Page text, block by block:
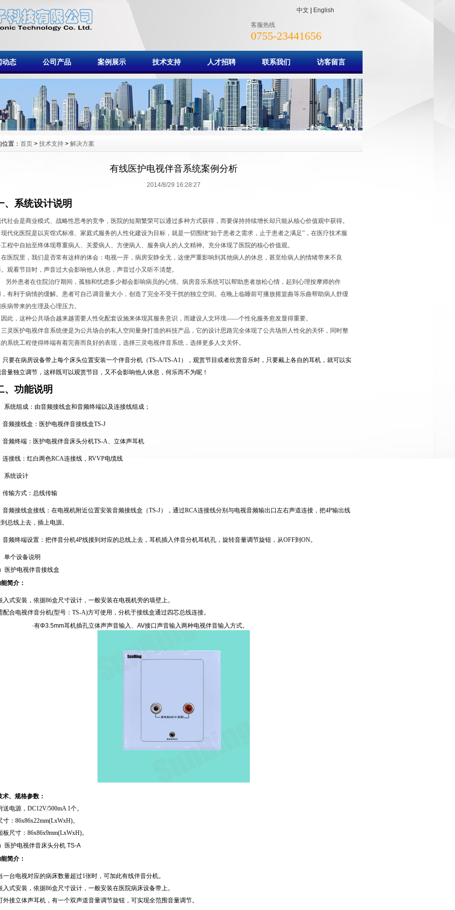
中文 English
客服热线
0755-23441656
动态 公司产品 案例展示 技术支持 人才招聘 联系我们 访客留言
置： 首页 > 技术支持 > 解决方案
有线医护电视伴音系统案例分析
2014/8/29 16:28:27
、系统设计说明
社会是商业模式、战略性思考的竞争，医院的短期繁荣可以通过多种方式获得，而要保持持续增长却只能从核心价值观中获得。
现代化医院是以宾馆式标准、家庭式服务的人性化建设为目标，就是一切围绕“始于患者之需求，止于患者之满足” ，在医疗技术服
程中自始至终体现尊重病人、关爱病人、方便病人、服务病人的人文精神。充分体现了医院的核心价值观。
在医院里，我们是否常有这样的体会：电视一开，病房安静全无，这便严重影响到其他病人的休息，甚至给病人的情绪带来不良
观看节目时，声音过大会影响他人休息，声音过小又听不清楚。
另外患者在住院治疗期间，孤独和忧虑多少都会影响病员的心情。病房音乐系统可以帮助患者放松心情，起到心理按摩师的作
有利于病情的缓解。患者可自己调音量大小，创造了完全不受干扰的独立空间。在晚上临睡前可播放摇篮曲等乐曲帮助病人舒缓
病带来的生理及心理压力。
因此，这种公共场合越来越需要人性化配套设施来体现其服务意识，而建设人文环境――个性化服务愈发显得重要。
三灵 医护电视伴音系统便是为公共场合的私人空间量身打造的科技产品，它的设计思路完全体现了公共场所人性化的关怀，同时整
系统工程使得终端有着完善而良好的表现，选择三灵电视伴音系统，选择更多人文关怀。
只要在病房设备带上每个床头位置安装一个伴音分机（TS-A/TS-A1），观赏节目或者欣赏音乐时，只要戴上各自的耳机，就可以实
量独立调节，这样既可以观赏节目，又不会影响他人休息，何乐而不为呢！
、功能说明
系统组成：由音频接线盒和音频终端以及连接线组成；
音频接线盒：医护电视伴音接线盒TS-J
音频终端：医护电视伴音床头分机TS-A、立体声耳机
连接线：红白两色RCA连接线， RVVP电缆线
系统设计
传输方式：总线传输
音频接线盒接线：在电视机附近位置安装音频接线盒（TS-J），通过RCA连接线分别与电视音频输出口左右声道连接，把4P输出线
总线上去，插上电源。
音频终端设置：把伴音分机4P线接到对应的总线上去，耳机插入伴音分机耳机孔，旋转音量调节旋钮，从OFF到 ON。
单个设备说明
医护电视伴音接线盒
简介：
入式安装，依据86盒尺寸设计，一般安装在电视机旁的墙壁上。
配合电视伴音分机(型号： TS-A)方可使用，分机于接线盒通过四芯总线连接。
·有Φ3.5mm耳机插孔立体声声音输入、 AV接口声音输入两种电视伴音输入方式。
术、规格参数：
送电源， DC12V/500mA 1个。
寸： 86x86x22mm(LxWxH)。
板尺寸： 86x86x9mm(LxWxH)。
医护电视伴音床头分机 TS-A
简介：
一台电视对应的病床数量超过1张时，可加此有线伴音分机。
入式安装，依据86盒尺寸设计，一般安装在医院病床设备带上。
外接立体声耳机，有一个双声道音量调节旋钮，可实现全范围音量调节。